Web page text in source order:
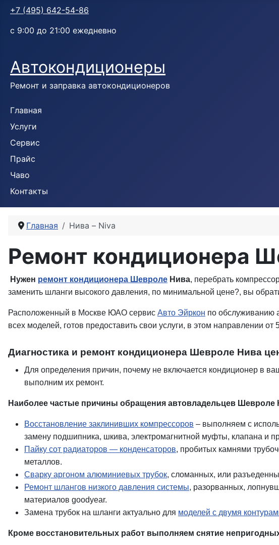
+7 (495) 642-54-86
с 9:00 до 21:00 ежедневно
Автокондиционеры
Ремонт и заправка автокондиционеров
Главная
Услуги
Сервис
Прайс
Чаво
Контакты
Главная Нива – Niva
Ремонт кондиционера
Нужен ремонт кондиционера Шевроле Нива, перебрать
заменить шланги высокого давления, по минимальной цене?, вы
Расположенный в Москве ЮАО сервис Авто Эйркон по обслуживанию
всех моделей, готов предоставить свои услуги, в этом направлении от
Диагностика и ремонт кондиционера Шевроле Нива
Для определения причин, почему не включается кондиционер в
выполним их ремонт.
Наиболее частые причины обращения автовладельцев Шевроле
Восстановление заклинивших компрессоров – выполняем с
замену подшипника, шкива, электромагнитной муфты, клапана и
Пайку сот радиаторов — конденсаторов, пробитых камнями
металлов.
Сварку аргоном алюминиевых трубок, сломанных, или
Ремонт шлангов низкого давления системы, разорванных,
материалов goodyear.
Замена трубок на шланги актуально для моделей с двумя
Кроме восстановительных работ выполняем снятие